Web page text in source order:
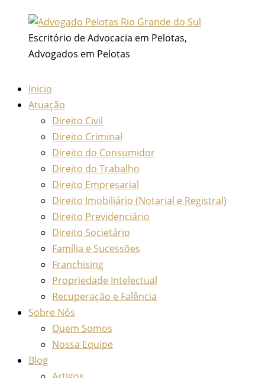
conteúdo
Escritório de Advocacia em Pelotas,
Advogados em Pelotas
Inicio
Atuação
Direito Civil
Direito Criminal
Direito do Consumidor
Direito do Trabalho
Direito Empresarial
Direito Imobiliário (Notarial e Registral)
Direito Previdenciário
Direito Societário
Família e Sucessões
Franchising
Propriedade Intelectual
Recuperação e Falência
Sobre Nós
Quem Somos
Nossa Equipe
Blog